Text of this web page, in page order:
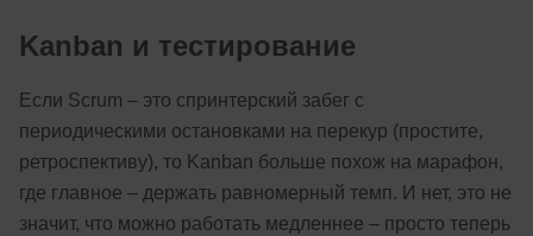
Kanban и тестирование
Если Scrum – это спринтерский забег с
периодическими остановками на перекур (простите,
ретроспективу), то Kanban больше похож на марафон,
где главное – держать равномерный темп. И нет, это не
значит, что можно работать медленнее – просто теперь